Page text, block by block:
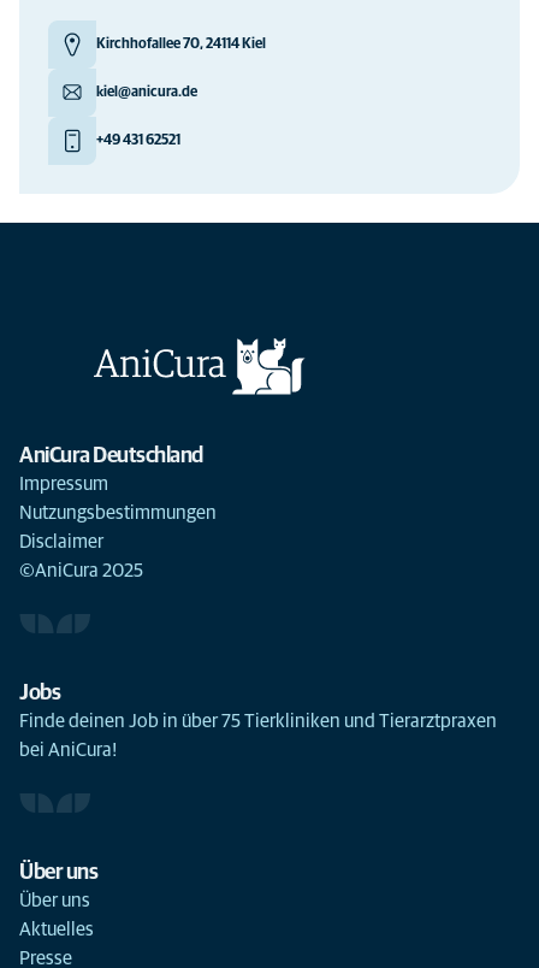
Kirchhofallee 70, 24114 Kiel
kiel@anicura.de
+49 431 62521
AniCura Deutschland
Impressum
Nutzungsbestimmungen
Disclaimer
©AniCura 2025
Jobs
Finde deinen Job in über 75 Tierkliniken und Tierarztpraxen
bei AniCura!
Über uns
Über uns
Aktuelles
Presse